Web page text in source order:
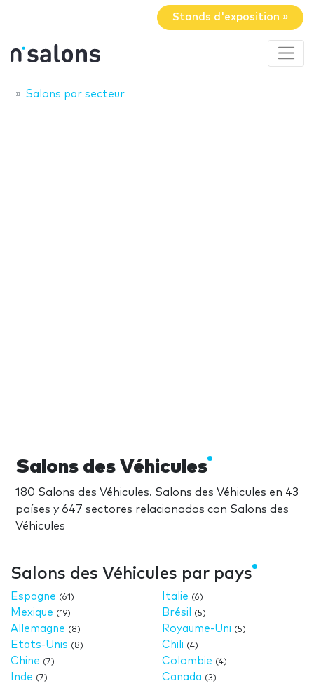
Stands d'exposition »
Salons par secteur
Salons des Véhicules
180 Salons des Véhicules. Salons des Véhicules en 43
países y 647 sectores relacionados con Salons des
Véhicules
Salons des Véhicules par pays
Espagne (61)
Mexique (19)
Allemagne (8)
Etats-Unis (8)
Chine (7)
Inde (7)
Italie (6)
Brésil (5)
Royaume-Uni (5)
Chili (4)
Colombie (4)
Canada (3)